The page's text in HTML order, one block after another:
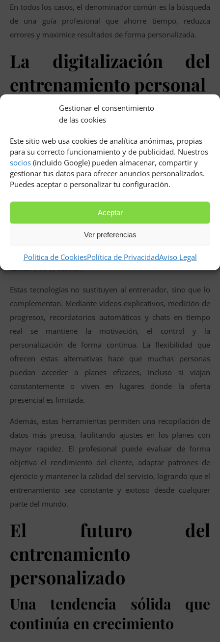
Gestionar el consentimiento
de las cookies
Este sitio web usa cookies de analítica anónimas, propias
para su correcto funcionamiento y de publicidad. Nuestros
socios (incluido Google) pueden almacenar, compartir y
gestionar tus datos para ofrecer anuncios personalizados.
Puedes aceptar o personalizar tu configuración.
Aceptar
Ver preferencias
Política de CookiesPolítica de PrivacidadAviso Legal
En todos los casos, el denominador común es la búsqueda
de una guía profesional que ahorre tiempo, reduzca
errores y maximice resultados de forma personalizada.
La digitalización del
entrenamiento personal
Cómo la tecnología facilita el
profesionales
La revolución digital ha hecho posible que el servicio de
entrenador personal amplíe su alcance gracias a
plataformas virtuales, aplicaciones móviles y entornos
interactivos de seguimiento. Hoy en día, no es
imprescindible asistir a un gimnasio para entrenar de
forma guiada. Existen múltiples herramientas que
permiten mantener el acompañamiento profesional esté
donde esté el cliente.
Estas tecnologías no sustituyen al entrenador, sino que lo
complementan. Mediante vídeos explicativos, medición de
progresos, recordatorios automáticos y chats en tiempo
real se mantiene la motivación, el control y la
personalización de forma continua. La flexibilidad que
ofrecen estas alternativas hace que muchas personas
puedan acceder a planes eficaces, incluso si viajan
constantemente o viven en lugares donde la oferta
presencial es limitada.
Además, estas herramientas permiten una recopilación de
datos más precisa, facilitando ajustes en los planes con
mayor rapidez. El profesional puede evaluar de forma
objetiva el rendimiento del cliente, adaptar patrones de
ejercicio y mantener la calidad del servicio, logrando que el
entrenamiento sea constante y exitoso desde cualquier
parte del mundo.
El futuro del
entrenamiento
personalizado
Una tendencia sólida que
continúa en crecimiento